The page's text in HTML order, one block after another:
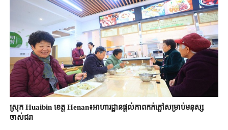
ស្រុក Huaibin ខេត្ត Henan៖អាហារដ្ឋានផ្តល់ភាពកក់ក្តៅសម្រាប់មនុស្ស
ចាស់ជរា